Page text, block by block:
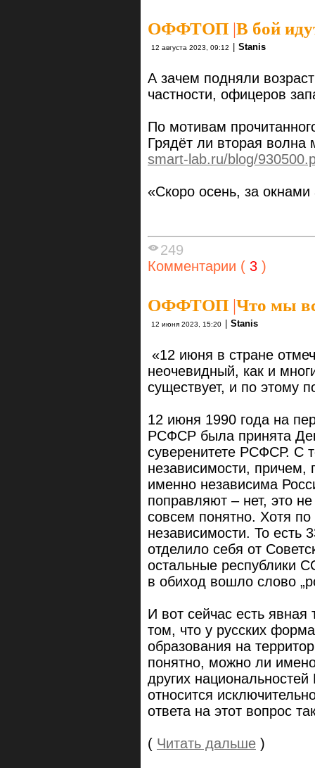
ОФФТОП |В бой
12 августа 2023, 09:12 Stanis
А зачем подняли
частности, офицеров
По мотивам
Грядёт ли вторая волна
smart-lab.ru/blog/
«Скоро осень, за окнами
249
Комментарии ( 3 )
ОФФТОП |Что мы
12 июня 2023, 15:20 | Stanis
«12 июня в стране
неочевидный, как и
существует, и по этому
12 июня 1990 года на
РСФСР была принята
суверенитете РСФСР. С
независимости, причем,
именно независима
поправляют – нет, это
совсем понятно. Хотя
независимости. То есть
отделило себя от
остальные республики
в обиход вошло слово
И вот сейчас есть
том, что у русских
образования на
понятно, можно ли
других
относится
ответа на этот вопрос
( Читать дальше )